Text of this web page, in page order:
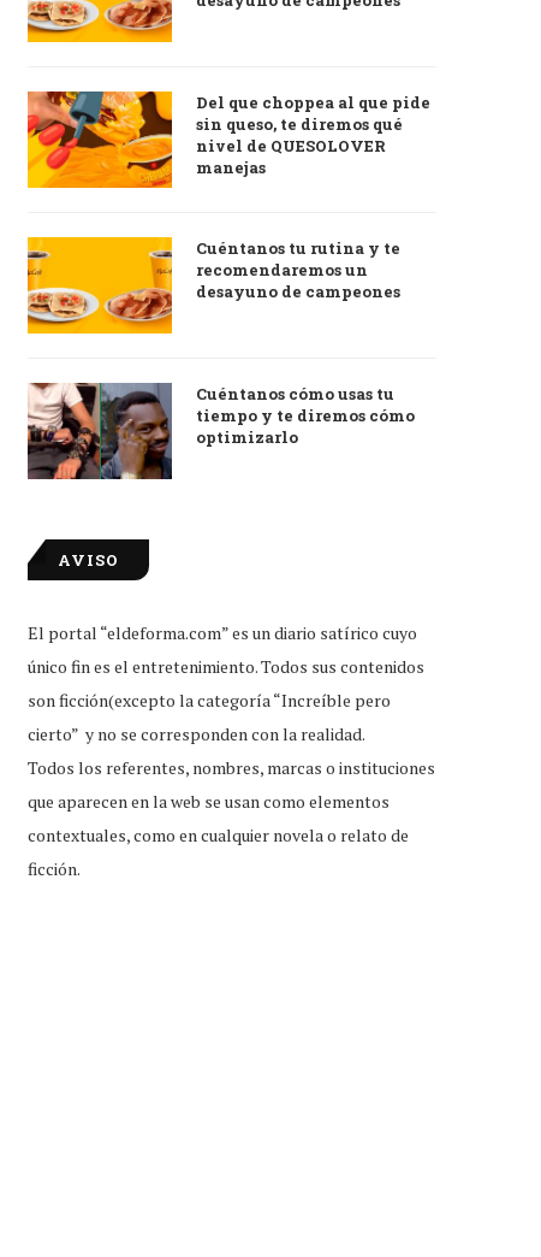
Del que choppea al que pide
sin queso, te diremos qué
nivel de QUESOLOVER
manejas
Cuéntanos tu rutina y te
recomendaremos un
desayuno de campeones
Cuéntanos cómo usas tu
tiempo y te diremos cómo
optimizarlo
AVISO
El portal “eldeforma.com” es un diario satírico cuyo
único fin es el entretenimiento. Todos sus contenidos
son ficción(excepto la categoría “Increíble pero
cierto” y no se corresponden con la realidad.
Todos los referentes, nombres, marcas o instituciones
que aparecen en la web se usan como elementos
contextuales, como en cualquier novela o relato de
ficción.